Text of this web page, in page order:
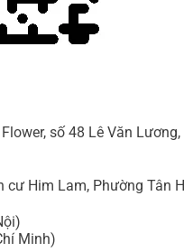
số 48 Lê Văn
cư Him Lam, Phường Tân
Minh)